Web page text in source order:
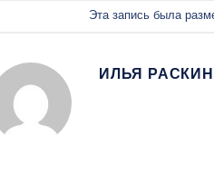
Эта запись была
ИЛЬЯ РАСКИН